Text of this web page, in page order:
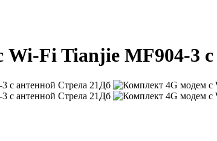
Wi-Fi Tianjie MF904-3